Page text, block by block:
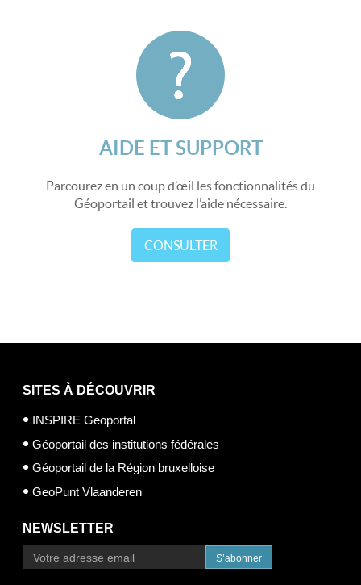
AIDE ET SUPPORT
Parcourez en un coup d’œil les fonctionnalités du
Géoportail et trouvez l’aide nécessaire.
CONSULTER
SITES À DÉCOUVRIR
INSPIRE Geoportal
Géoportail des institutions fédérales
Géoportail de la Région bruxelloise
GeoPunt Vlaanderen
NEWSLETTER
S’abonner